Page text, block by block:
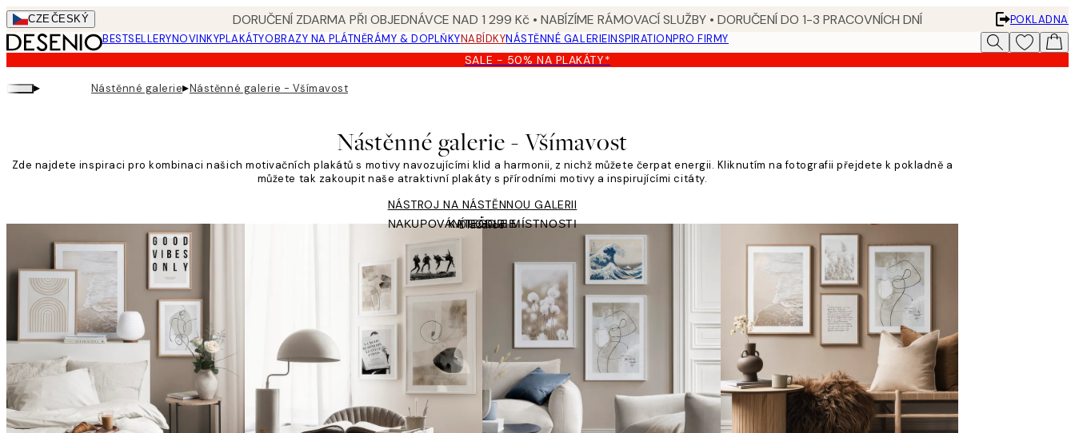
Skip
to
main
content.
CZEČESKÝ DORUČENÍ ZDARMA PŘI OBJEDNÁVCE NAD 1 299 Kč • NABÍZÍME RÁMOVACÍ SLUŽBY • DORUČENÍ DO 1-3 PRACOVNÍCH DNÍ
POKLADNA
BESTSELLERYNOVINKYPLAKÁTYOBRAZY NA PLÁTNĚRÁMY & DOPLŇKYNABÍDKYNÁSTĚNNÉ GALERIEINSPIRATIONPRO FIRMY
SALE - 50% NA PLAKÁTY*
▸ Nástěnné galerie▸Nástěnné galerie - Všímavost
Nástěnné galerie - Všímavost
Zde najdete inspiraci pro kombinaci našich motivačních plakátů s motivy navozujícími klid a harmonii, z nichž můžete čerpat energii. Kliknutím na fotografii přejdete k pokladně a
můžete tak zakoupit naše atraktivní plakáty s přírodními motivy a inspirujícími citáty.
NÁSTROJ NA NÁSTĚNNOU GALERII
KATEGORIE
Dlaždice
NAKUPOVÁNÍ PODLE MÍSTNOSTI